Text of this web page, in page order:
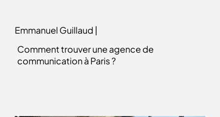
Emmanuel Guillaud |
Comment trouver une agence de
communication à Paris ?